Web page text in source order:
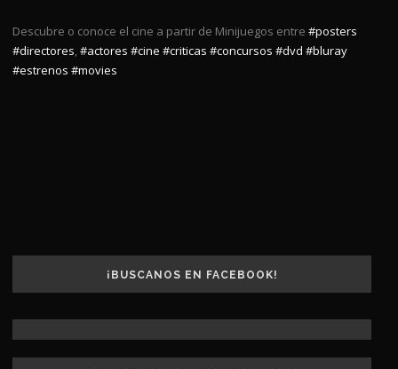
Descubre o conoce el cine a partir de Minijuegos entre #posters
#directores,#actores #cine #criticas #concursos #dvd #bluray
#estrenos #movies
¡BUSCANOS EN FACEBOOK!